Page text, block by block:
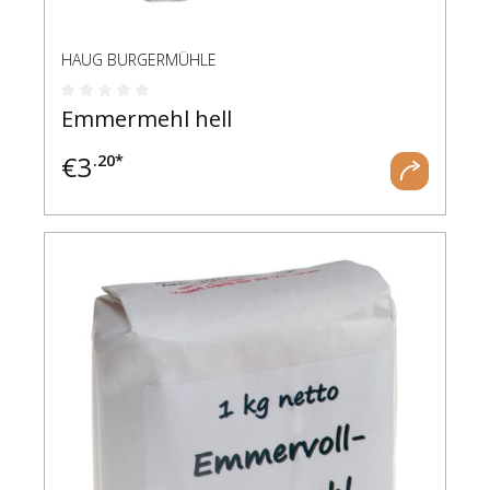
HAUG BURGERMÜHLE
Durchschnittliche Bewertung von 0 von 5
Emmermehl hell
€3.20*